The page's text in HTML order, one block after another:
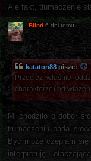
Ale fakt, tłumaczenie
Blind 6 dni temu
kataton88 pisze:
Przecież właśnie
charakterze) od
Mi chodziło o dobór
tłumaczeniu pada
Być może czepiam
interpretuję